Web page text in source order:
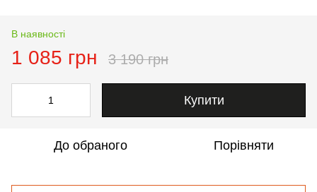
В наявності
1 085 грн 3 190 грн
Купити
До обраного Порівняти